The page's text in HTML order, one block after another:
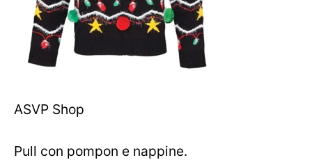
ASVP Shop
Pull con pompon e nappine.